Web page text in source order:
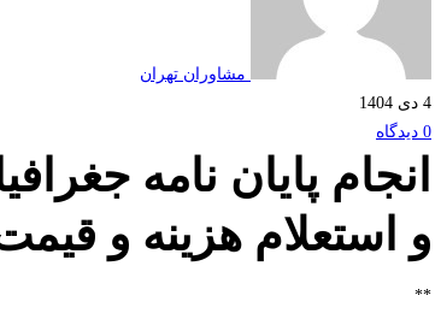
مشاوران تهران
4 دی 1404
0 دیدگاه
انجام پایان نامه
و استعلام هزینه و
**